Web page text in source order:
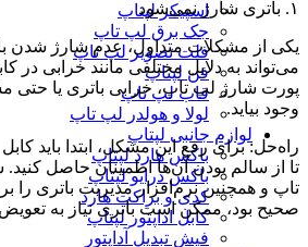
اسپیکر لپتاپ
جک برق لپ تاپ
فلت تصویر لپ تاپ
فن لپتاپ
قاب لپ تاپ
لولا و هولدر لپ تاپ
لوازم جانبی لپتاپ
باکس هارد لپتاپ
باکس درایو لپتاپ
کدی و براکت هارد
کابل اداپتور لپتاپ
فیش تبدیل آداپتور
۱. باتری شارژ نمی‌شود
یکی از مشکلات متداول، عدم شارژ شدن
می‌تواند به دلایل مختلفی مانند خرابی در
پورت شارژ لپ‌ تاپ، خرابی باتری یا حتی
وجود بیاید.
راه‌حل: برای رفع این مشکل، ابتدا باید
تا از سالم بودن آن‌ها اطمینان حاصل
تاپ و همچنین نرم‌افزار مدیریت باتری را
صحیح بود، ممکن است باتری نیاز به